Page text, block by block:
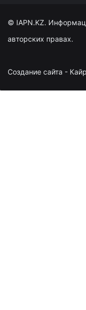
© IAPN.KZ.
авторских правах.
Создание сайта -